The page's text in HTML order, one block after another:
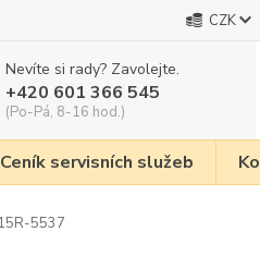
CZK
Nevíte si rady? Zavolejte.
+420 601 366 545
(Po-Pá, 8-16 hod.)
Ceník servisních služeb
5537